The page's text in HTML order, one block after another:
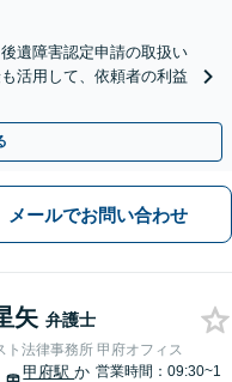
遺障害認定申請の取扱い
活用して、依頼者の利益
メールでお問い合わせ
矢 弁護士
ト法律事務所 甲府オフィス
甲府駅か 営業時間：09:30~1